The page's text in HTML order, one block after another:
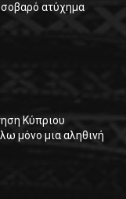
ατύχημα
Κύπριου
μόνο μια αληθινή